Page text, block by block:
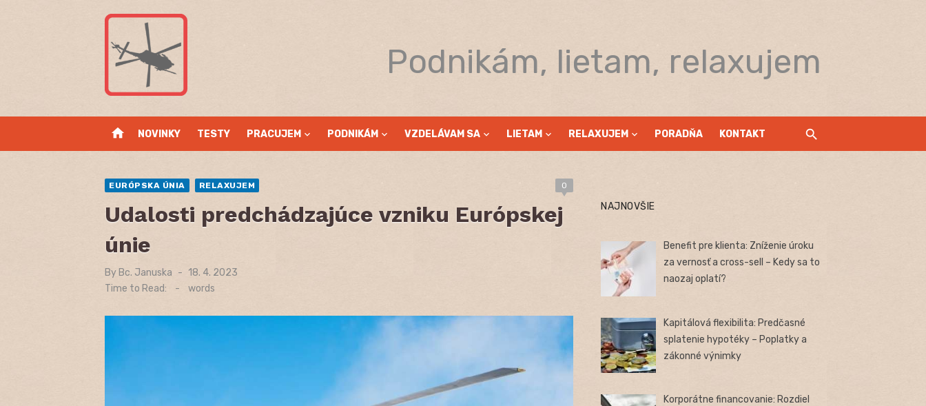
Podnikám, lietam, relaxujem
home NOVINKY TESTY PRACUJEM PODNIKÁM VZDELÁVAM SA LIETAM RELAXUJEM PORADŇA KONTAKT
EURÓPSKA ÚNIA RELAXUJEM 0
Udalosti predchádzajúce vzniku Európskej
únie
By Bc. Januska
Posted
on
18. 4. 2023
Time to Read:
- words
NAJNOVŠIE
Benefit pre klienta: Zníženie úroku
za vernosť a cross-sell – Kedy sa to
naozaj oplatí?
Kapitálová flexibilita: Predčasné
splatenie hypotéky – Poplatky a
zákonné výnimky
Korporátne financovanie: Rozdiel